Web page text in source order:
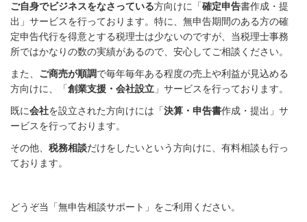
ご自身でビジネスをなさっている方向けに「確定申告書作成・提
出」サービスを行っております。特に、無申告期間のある方の確
定申告代行を得意とする税理士は少ないのですが、当税理士事務
所ではかなりの数の実績があるので、安心してご相談ください。
また、 ご商売が順調で毎年毎年ある程度の売上や利益が見込める
方向けに、「創業支援・会社設立 」サービスを行っております。
既に会社を設立された方向けには「決算・申告書作成・提出」サ
ービスを行っております。
その他、 税務相談だけをしたいという方向けに、有料相談も行っ
ております。
どうぞ当「無申告相談サポート」 をご利用ください。